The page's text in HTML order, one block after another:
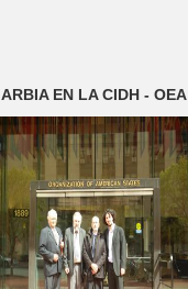
ARBIA EN LA CIDH - OEA